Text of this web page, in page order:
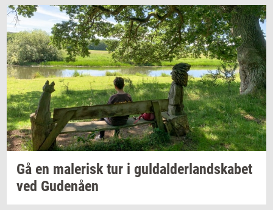
Gå en ma­le­risktur i gul­dal­der­land­ska­bet
ved Gu­denå­en